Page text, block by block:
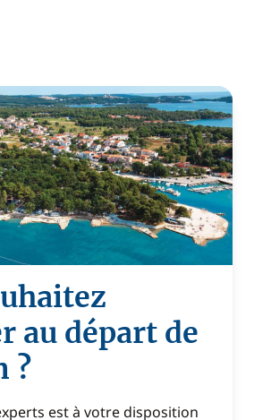
au départ de
?
est à votre disposition